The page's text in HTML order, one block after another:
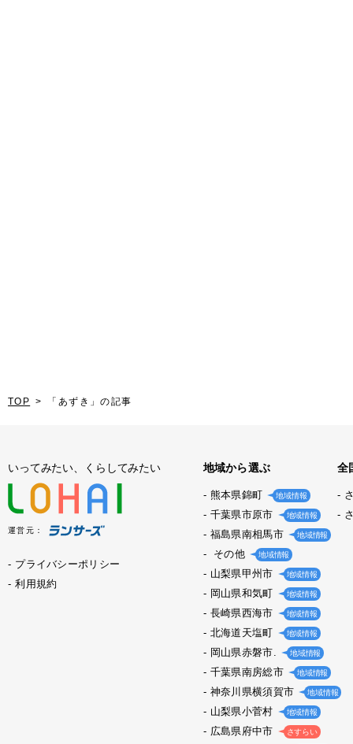
TOP 「あずき」の記事
いってみたい、くらしてみたい
運営元：
プライバシーポリシー
利用規約
地域から選ぶ
熊本県錦町 地域情報
千葉県市原市 地域情報
福島県南相馬市 地域情報
その他 地域情報
山梨県甲州市 地域情報
岡山県和気町 地域情報
長崎県西海市 地域情報
北海道天塩町 地域情報
岡山県赤磐市. 地域情報
千葉県南房総市 地域情報
神奈川県横須賀市 地域情報
山梨県小菅村 地域情報
広島県府中市 さすらい
全